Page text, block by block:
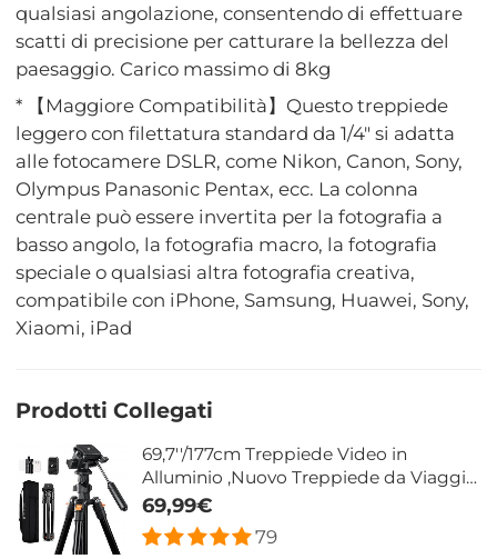
qualsiasi angolazione, consentendo di effettuare
scatti di precisione per catturare la bellezza del
paesaggio. Carico massimo di 8kg
* 【Maggiore Compatibilità】Questo treppiede
leggero con filettatura standard da 1/4" si adatta
alle fotocamere DSLR, come Nikon, Canon, Sony,
Olympus Panasonic Pentax, ecc. La colonna
centrale può essere invertita per la fotografia a
basso angolo, la fotografia macro, la fotografia
speciale o qualsiasi altra fotografia creativa,
compatibile con iPhone, Samsung, Huawei, Sony,
Xiaomi, iPad
Prodotti Collegati
69,7''/177cm Treppiede Video in
Alluminio ,Nuovo Treppiede da Viaggio
Leggero con Testa Girevole a 3 Vie e
Clip per Cellulare, Treppiede per
Fotocamera DSLR, Canon Nikon Sony,
69,99€
79